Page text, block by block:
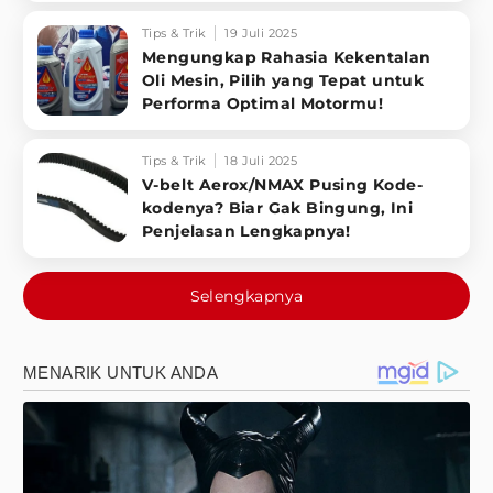
Tips & Trik 19 Juli 2025
Mengungkap Rahasia Kekentalan
Oli Mesin, Pilih yang Tepat untuk
Performa Optimal Motormu!
Tips & Trik 18 Juli 2025
V-belt Aerox/NMAX Pusing Kode-
kodenya? Biar Gak Bingung, Ini
Penjelasan Lengkapnya!
Selengkapnya